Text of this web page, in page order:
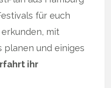
für euch
mit
planen und einiges
ihr